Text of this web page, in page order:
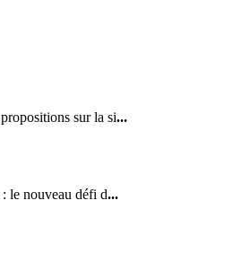
sur la si...
le nouveau défi d...